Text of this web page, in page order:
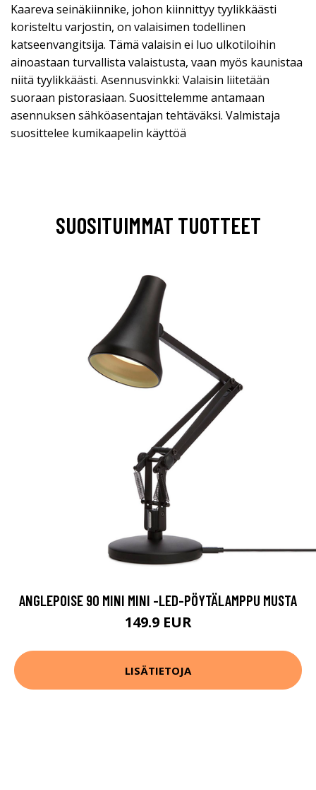
Kaareva seinäkiinnike, johon kiinnittyy tyylikkäästi
koristeltu varjostin, on valaisimen todellinen
katseenvangitsija. Tämä valaisin ei luo ulkotiloihin
ainoastaan turvallista valaistusta, vaan myös kaunistaa
niitä tyylikkäästi. Asennusvinkki: Valaisin liitetään
suoraan pistorasiaan. Suosittelemme antamaan
asennuksen sähköasentajan tehtäväksi. Valmistaja
suosittelee kumikaapelin käyttöä
SUOSITUIMMAT TUOTTEET
ANGLEPOISE 90 MINI MINI -LED-PÖYTÄLAMPPU MUSTA
149.9 EUR
LISÄTIETOJA